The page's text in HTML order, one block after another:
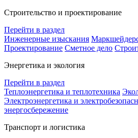
Строительство и проектирование
Перейти в раздел
Инженерные изыскания
Проектирование Сметное дело
Энергетика и экология
Перейти в раздел
Теплоэнергетика и теплотехника
Электроэнергетика и
энергосбережение
Транспорт и логистика